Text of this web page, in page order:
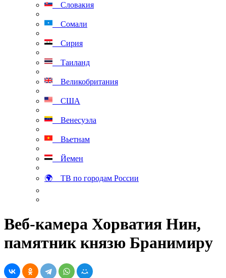
Словакия
Сомали
Сирия
Таиланд
Великобритания
США
Венесуэла
Вьетнам
Йемен
🌍 ТВ по городам России
Веб-камера Хорватия Нин,
памятник князю Бранимиру